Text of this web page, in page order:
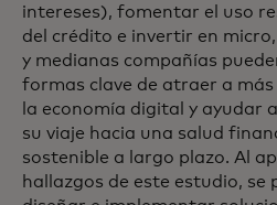
intereses), fomentar el uso
del crédito e invertir en
y medianas compañías
formas clave de atraer a más
la economía digital y ayudar
su viaje hacia una salud
sostenible a largo plazo. Al
hallazgos de este estudio, se